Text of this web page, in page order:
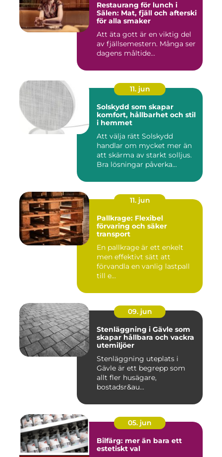
Restaurang för lunch i
Sälen: Mat, fjäll och afterski
för alla smaker
Att äta gott är en viktig del
av fjällsemestern. Många ser
dagens måltide...
11. jun
Solskydd som skapar
komfort, hållbarhet och stil
i hemmet
Att välja rätt Solskydd
handlar om mycket mer än
att skärma av starkt solljus.
Bra lösningar påverka...
11. jun
Pallkrage: Flexibel
förvaring och säker
transport
En pallkrage är ett enkelt
men effektivt sätt att
förvandla en vanlig lastpall
till e...
09. jun
Stenläggning i Gävle som
skapar hållbara och vackra
utemiljöer
Stenläggning uteplats i
Gävle är ett begrepp som
allt fler husägare,
bostadsr&au...
05. jun
Bilfärg: mer än bara ett
estetiskt val